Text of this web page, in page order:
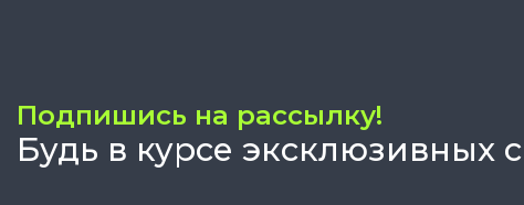
Подпишись на рассылку!
Будь в курсе эксклюзивных